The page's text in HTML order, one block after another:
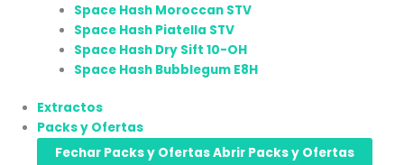
Space Hash Moroccan STV
Space Hash Piatella STV
Space Hash Dry Sift 10-OH
Space Hash Bubblegum E8H
Extractos
Packs y Ofertas
Fechar Packs y OfertasAbrir Packs y Ofertas